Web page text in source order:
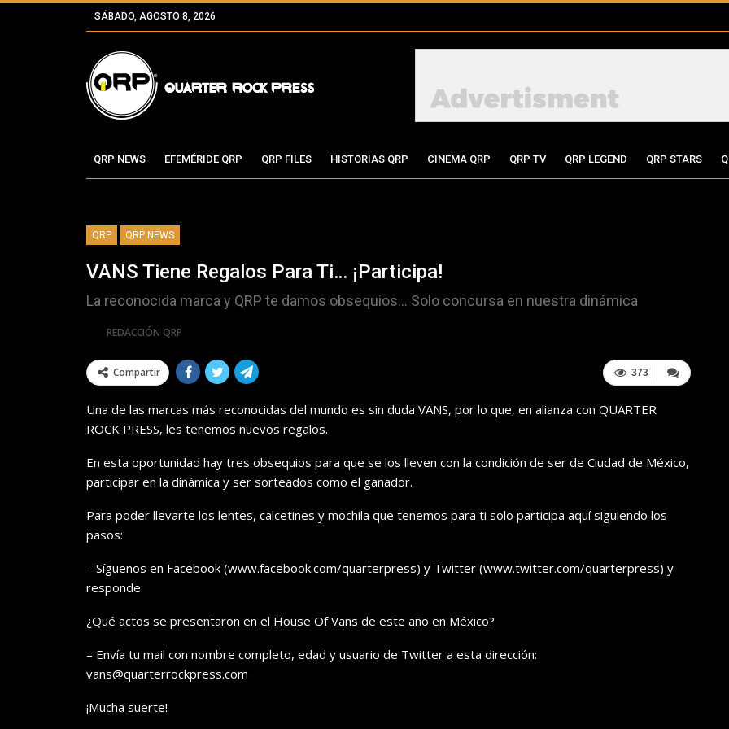
SÁBADO, AGOSTO 8, 2026
QRP NEWS EFEMÉRIDE QRP QRP FILES HISTORIAS QRP CINEMA QRP QRP TV QRP LEGEND QRP STARS
QRP QRP NEWS
VANS Tiene Regalos Para Ti… ¡Participa!
La reconocida marca y QRP te damos obsequios... Solo concursa en nuestra dinámica
REDACCIÓN QRP
373
Compartir
Una de las marcas más reconocidas del mundo es sin duda VANS, por lo que, en alianza con QUARTER
ROCK PRESS, les tenemos nuevos regalos.
En esta oportunidad hay tres obsequios para que se los lleven con la condición de ser de Ciudad de México,
participar en la dinámica y ser sorteados como el ganador.
Para poder llevarte los lentes, calcetines y mochila que tenemos para ti solo participa aquí siguiendo los
pasos:
– Síguenos en Facebook (www.facebook.com/quarterpress) y Twitter (www.twitter.com/quarterpress) y
responde:
¿Qué actos se presentaron en el House Of Vans de este año en México?
– Envía tu mail con nombre completo, edad y usuario de Twitter a esta dirección:
vans@quarterrockpress.com
¡Mucha suerte!